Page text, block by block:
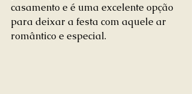
casamento e é uma excelente opção
para deixar a festa com aquele ar
romântico e especial.